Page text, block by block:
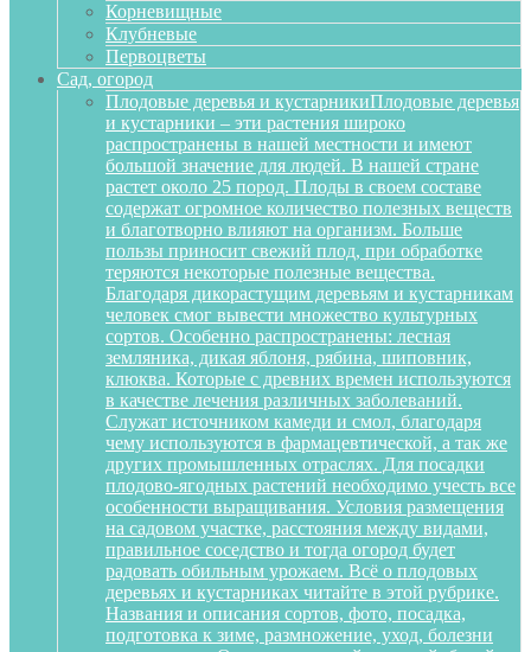
Корневищные
Клубневые
Первоцветы
Сад, огород
Плодовые деревья и кустарникиПлодовые деревья
и кустарники – эти растения широко
распространены в нашей местности и имеют
большой значение для людей. В нашей стране
растет около 25 пород. Плоды в своем составе
содержат огромное количество полезных веществ
и благотворно влияют на организм. Больше
пользы приносит свежий плод, при обработке
теряются некоторые полезные вещества.
Благодаря дикорастущим деревьям и кустарникам
человек смог вывести множество культурных
сортов. Особенно распространены: лесная
земляника, дикая яблоня, рябина, шиповник,
клюква. Которые с древних времен используются
в качестве лечения различных заболеваний.
Служат источником камеди и смол, благодаря
чему используются в фармацевтической, а так же
других промышленных отраслях. Для посадки
плодово-ягодных растений необходимо учесть все
особенности выращивания. Условия размещения
на садовом участке, расстояния между видами,
правильное соседство и тогда огород будет
радовать обильным урожаем. Всё о плодовых
деревьях и кустарниках читайте в этой рубрике.
Названия и описания сортов, фото, посадка,
подготовка к зиме, размножение, уход, болезни